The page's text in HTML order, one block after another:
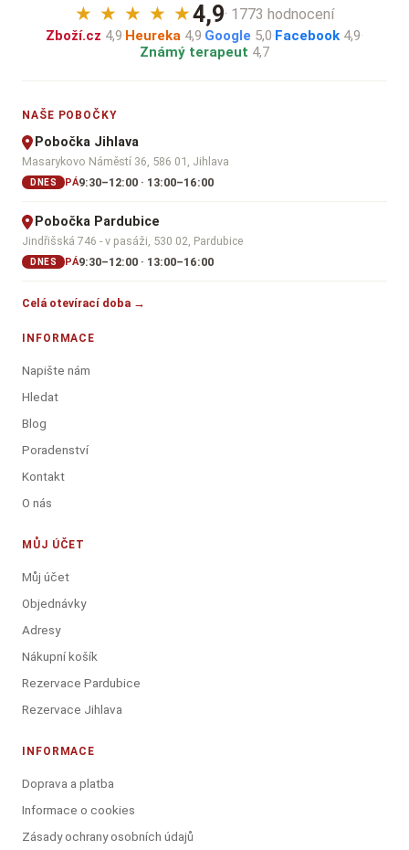
★ ★ ★ ★ ★4,9· 1773 hodnocení
Zboží.cz 4,9·Heureka 4,9·Google 5,0·Facebook 4,9·
Známý terapeut 4,7
NAŠE POBOČKY
Pobočka Jihlava
Masarykovo Náměstí 36, 586 01, Jihlava
DNES PÁ9:30–12:00 · 13:00–16:00
Pobočka Pardubice
Jindřišská 746 - v pasáži, 530 02, Pardubice
DNES PÁ9:30–12:00 · 13:00–16:00
Celá otevírací doba →
INFORMACE
Napište nám
Hledat
Blog
Poradenství
Kontakt
O nás
MŮJ ÚČET
Můj účet
Objednávky
Adresy
Nákupní košík
Rezervace Pardubice
Rezervace Jihlava
INFORMACE
Doprava a platba
Informace o cookies
Zásady ochrany osobních údajů